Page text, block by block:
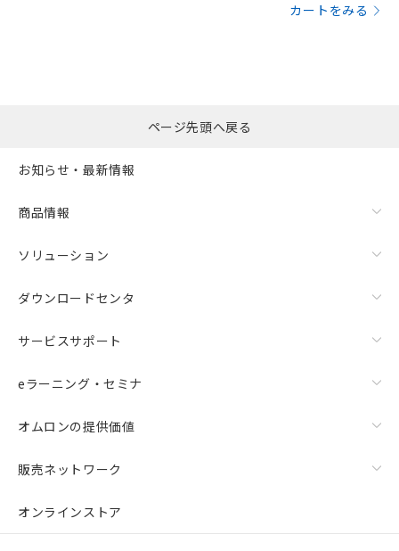
カートをみる
ページ先頭へ戻る
お知らせ・最新情報
商品情報
ソリューション
ダウンロードセンタ
サービスサポート
eラーニング・セミナ
オムロンの提供価値
販売ネットワーク
オンラインストア